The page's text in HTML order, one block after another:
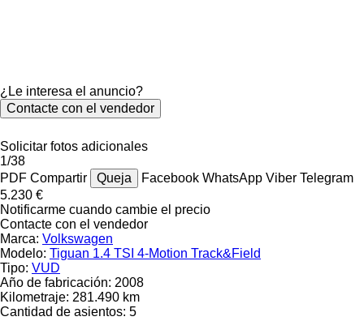
¿Le interesa el anuncio?
Contacte con el vendedor
Solicitar fotos adicionales
1/38
PDF Compartir Queja Facebook WhatsApp Viber Telegram
5.230 €
Notificarme cuando cambie el precio
Contacte con el vendedor
Marca: Volkswagen
Modelo: Tiguan 1.4 TSI 4-Motion Track&Field
Tipo: VUD
Año de fabricación: 2008
Kilometraje: 281.490 km
Cantidad de asientos: 5